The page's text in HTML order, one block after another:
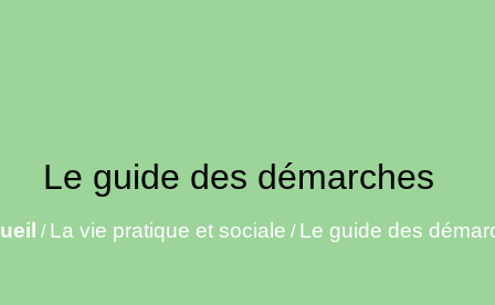
Le guide des démarches
/ La vie pratique et sociale / Le guide des